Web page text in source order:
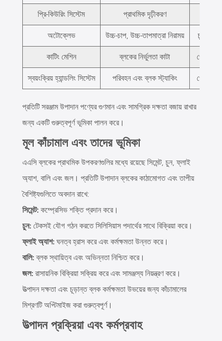
প্রি-কিউরিং সিস্টেম প্রাথমিক দৃঢ়ীকরণ
অটোক্লেভ উচ্চ-চাপ, উচ্চ-তাপমাত্রা নিরাময় চূড়ান্ত
কাটিং মেশিন ব্লকের নির্ভুলতা কাটা পোস্ট-
স্বয়ংক্রিয় হ্যান্ডলিং সিস্টেম পরিবহন এবং ব্লক স্ট্যাকিং পোস্ট-
প্রতিটি সরঞ্জাম উপাদান পণ্যের গুণমান এবং সামগ্রিক দক্ষতা বজায় রাখার
জন্য একটি গুরুত্বপূর্ণ ভূমিকা পালন করে।
মূল কাঁচামাল এবং তাদের ভূমিকা
এএসি ব্লকের প্রাথমিক উপকরণগুলির মধ্যে রয়েছে সিমেন্ট, চুন, ফ্লাই
অ্যাশ, বালি এবং জল। প্রতিটি উপাদান ব্লকের কাঠামোগত এবং তাপীয়
বৈশিষ্ট্যগুলিতে অবদান রাখে:
সিমেন্ট: কম্প্রেসিভ শক্তি প্রদান করে।
চুন: টেকসই যৌগ গঠন করতে সিলিসিয়াস পদার্থের সাথে বিক্রিয়া করে।
ফ্লাই অ্যাশ: ঘনত্ব হ্রাস করে এবং কর্মক্ষমতা উন্নত করে।
বালি:ব্লক স্থায়িত্ব এবং অভিন্নতা নিশ্চিত করে।
জল: রাসায়নিক বিক্রিয়া সক্রিয় করে এবং সামঞ্জস্য নিয়ন্ত্রণ করে।
উত্পাদন দক্ষতা এবং চূড়ান্ত ব্লক কর্মক্ষমতা উভয়ের জন্য কাঁচামালের
মিশ্রণটি অপ্টিমাইজ করা গুরুত্বপূর্ণ।
উত্পাদন প্রক্রিয়া এবং কর্মপ্রবাহ